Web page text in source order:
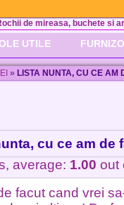
de mireasa, buchete si
UTILE
» LISTA NUNTA, CU CE AM
cu ce am de
average: 1.00 out
facut cand vrei